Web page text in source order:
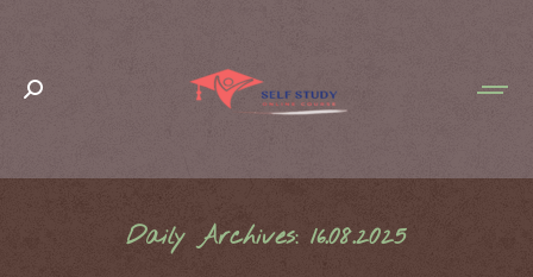
Search:
Daily Archives: 16.08.2025